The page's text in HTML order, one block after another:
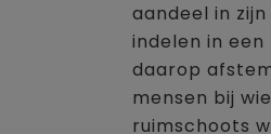
aandeel in
indelen in
daarop
mensen bij
ruimschoots